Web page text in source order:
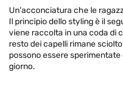
Un'acconciatura che le
Il principio dello styling è il
viene raccolta in una coda di
resto dei capelli rimane
possono essere
giorno.